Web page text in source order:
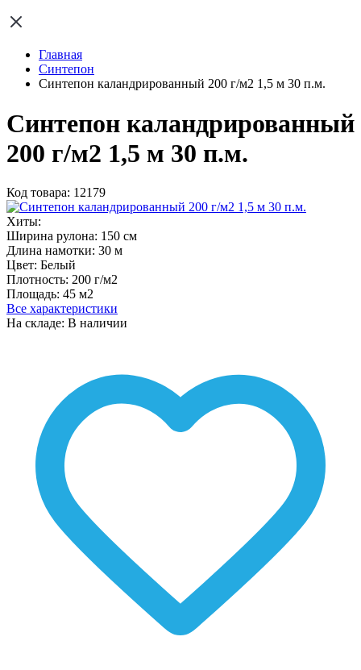
Главная
Синтепон
Синтепон каландрированный 200 г/м2 1,5 м 30 п.м.
Синтепон каландрированный
200 г/м2 1,5 м 30 п.м.
Код товара: 12179
Хиты:
Ширина рулона: 150 см
Длина намотки: 30 м
Цвет: Белый
Плотность: 200 г/м2
Площадь: 45 м2
Все характеристики
На складе: В наличии